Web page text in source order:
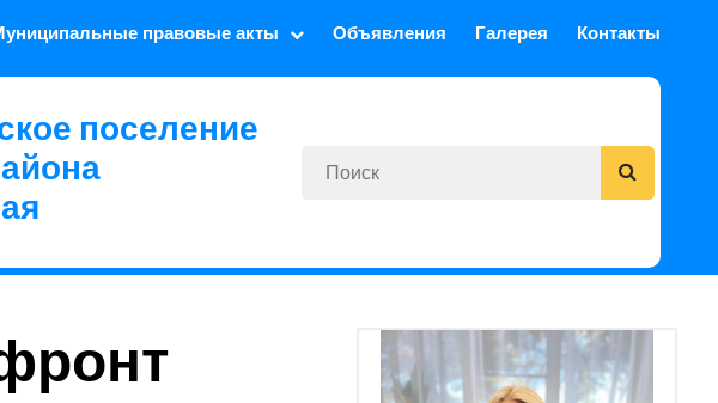
правовые акты Объявления Галерея Контакты
поселение